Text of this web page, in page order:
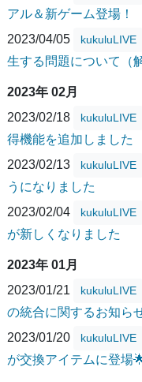
アル＆新ゲーム登場！
2023/04/05
kukuluLIVE
生する問題について（
2023年 02月
2023/02/18
kukuluLIVE
得機能を追加しました
2023/02/13
kukuluLIVE
うになりました
2023/02/04
kukuluLIVE
が新しくなりました
2023年 01月
2023/01/21
kukuluLIVE
の統合に関するお知ら
2023/01/20
kukuluLIVE
が交換アイテムに登場